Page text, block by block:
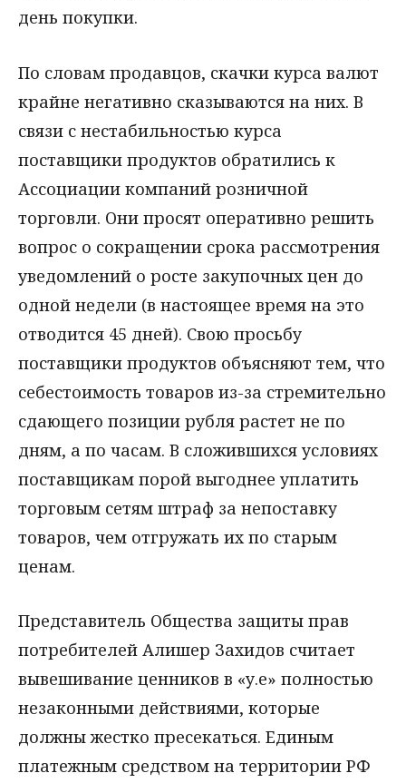
день покупки.
По словам продавцов, скачки курса валют
крайне негативно сказываются на них. В
связи с нестабильностью курса
поставщики продуктов обратились к
Ассоциации компаний розничной
торговли. Они просят оперативно решить
вопрос о сокращении срока рассмотрения
уведомлений о росте закупочных цен до
одной недели (в настоящее время на это
отводится 45 дней). Свою просьбу
поставщики продуктов объясняют тем, что
себестоимость товаров из-за стремительно
сдающего позиции рубля растет не по
дням, а по часам. В сложившихся условиях
поставщикам порой выгоднее уплатить
торговым сетям штраф за непоставку
товаров, чем отгружать их по старым
ценам.
Представитель Общества защиты прав
потребителей Алишер Захидов считает
вывешивание ценников в «у.е» полностью
незаконными действиями, которые
должны жестко пресекаться. Единым
платежным средством на территории РФ